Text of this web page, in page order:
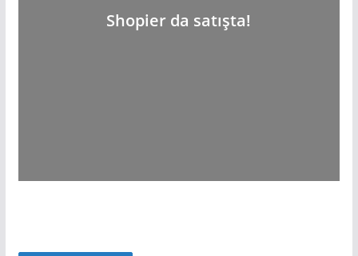
Shopier da satışta!